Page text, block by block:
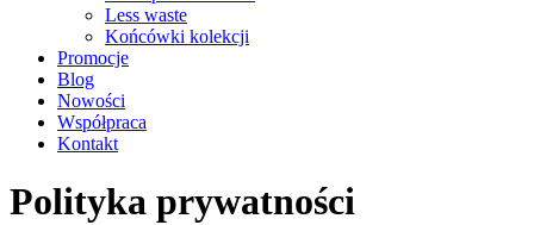
Less waste
Końcówki kolekcji
Promocje
Blog
Nowości
Współpraca
Kontakt
Polityka prywatności